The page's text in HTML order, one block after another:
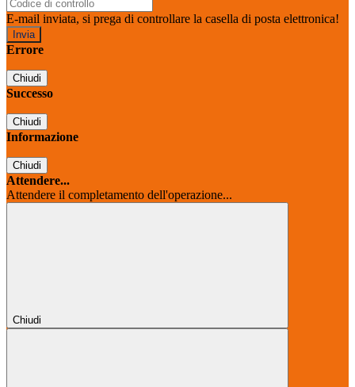
E-mail inviata, si prega di controllare la casella di posta elettronica!
Errore
Chiudi
Successo
Chiudi
Informazione
Chiudi
Attendere...
Attendere il completamento dell'operazione...
Chiudi